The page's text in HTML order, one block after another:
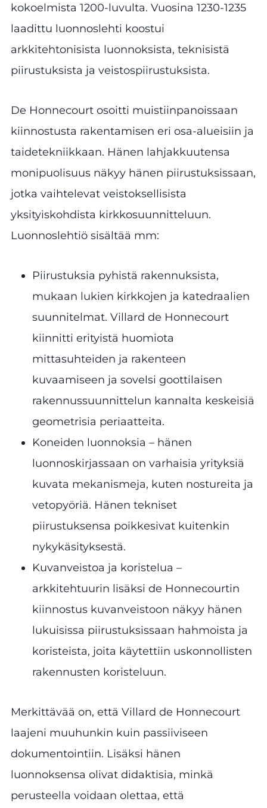
kokoelmista 1200-luvulta. Vuosina 1230-1235
laadittu luonnoslehti koostui
arkkitehtonisista luonnoksista, teknisistä
piirustuksista ja veistospiirustuksista.
De Honnecourt osoitti muistiinpanoissaan
kiinnostusta rakentamisen eri osa-alueisiin ja
taidetekniikkaan. Hänen lahjakkuutensa
monipuolisuus näkyy hänen piirustuksissaan,
jotka vaihtelevat veistoksellisista
yksityiskohdista kirkkosuunnitteluun.
Luonnoslehtiö sisältää mm:
Piirustuksia pyhistä rakennuksista,
mukaan lukien kirkkojen ja katedraalien
suunnitelmat. Villard de Honnecourt
kiinnitti erityistä huomiota
mittasuhteiden ja rakenteen
kuvaamiseen ja sovelsi goottilaisen
rakennussuunnittelun kannalta keskeisiä
geometrisia periaatteita.
Koneiden luonnoksia – hänen
luonnoskirjassaan on varhaisia yrityksiä
kuvata mekanismeja, kuten nostureita ja
vetopyöriä. Hänen tekniset
piirustuksensa poikkesivat kuitenkin
nykykäsityksestä.
Kuvanveistoa ja koristelua –
arkkitehtuurin lisäksi de Honnecourtin
kiinnostus kuvanveistoon näkyy hänen
lukuisissa piirustuksissaan hahmoista ja
koristeista, joita käytettiin uskonnollisten
rakennusten koristeluun.
Merkittävää on, että Villard de Honnecourt
laajeni muuhunkin kuin passiiviseen
dokumentointiin. Lisäksi hänen
luonnoksensa olivat didaktisia, minkä
perusteella voidaan olettaa, että